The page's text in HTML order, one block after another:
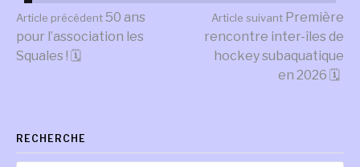
Lire
suite
Article précédent50 ans
pour l’association les
Squales ! 🗓
Article suivant Première
rencontre inter-îles de
hockey subaquatique
en 2026 🗓
RECHERCHE